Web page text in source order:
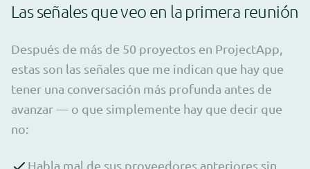
Las señales que veo en la primera reunión
Después de más de 50 proyectos en ProjectApp,
estas son las señales que me indican que hay que
tener una conversación más profunda antes de
avanzar — o que simplemente hay que decir que
no:
Habla mal de sus proveedores anteriores sin